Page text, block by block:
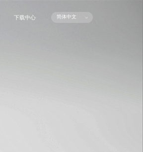
下载中心 简体中文